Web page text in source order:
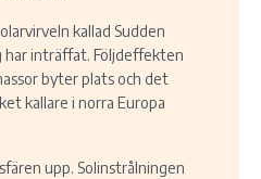
kallad Sudden
har inträffat. Följdeffekten
byter plats och det
kallare i norra Europa
upp. Solinstrålningen